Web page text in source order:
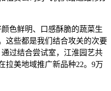
色鲜明、口感酥脆的蔬菜生
这些都是我们结合攻关的次要
过结合尝试室，江淮园艺共
拉美地域推广新品种22。9万